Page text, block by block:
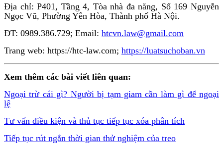
Địa chỉ: P401, Tầng 4, Tòa nhà đa năng, Số 169 Nguyễn
Ngọc Vũ, Phường Yên Hòa, Thành phố Hà Nội.
ĐT: 0989.386.729; Email: htcvn.law@gmail.com
Trang web: https://htc-law.com; https://luatsuchoban.vn
Xem thêm các bài viết liên quan:
Ngoại trừ cái gì? Người bị tạm giam cần làm gì để ngoại
lệ
Tư vấn điều kiện và thủ tục tiếp tục xóa phân tích
Tiếp tục rút ngắn thời gian thử nghiệm của treo